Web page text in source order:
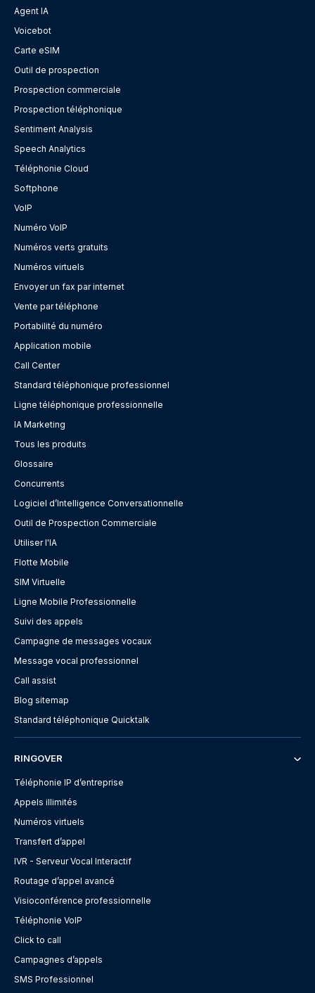
Agent IA
Voicebot
Carte eSIM
Outil de prospection
Prospection commerciale
Prospection téléphonique
Sentiment Analysis
Speech Analytics
Téléphonie Cloud
Softphone
VoIP
Numéro VoIP
Numéros verts gratuits
Numéros virtuels
Envoyer un fax par internet
Vente par téléphone
Portabilité du numéro
Application mobile
Call Center
Standard téléphonique professionnel
Ligne téléphonique professionnelle
IA Marketing
Tous les produits
Glossaire
Concurrents
Logiciel d’Intelligence Conversationnelle
Outil de Prospection Commerciale
Utiliser l'IA
Flotte Mobile
SIM Virtuelle
Ligne Mobile Professionnelle
Suivi des appels
Campagne de messages vocaux
Message vocal professionnel
Call assist
Blog sitemap
Standard téléphonique Quicktalk
RINGOVER
Téléphonie IP d’entreprise
Appels illimités
Numéros virtuels
Transfert d’appel
IVR - Serveur Vocal Interactif
Routage d’appel avancé
Visioconférence professionnelle
Téléphonie VoIP
Click to call
Campagnes d’appels
SMS Professionnel